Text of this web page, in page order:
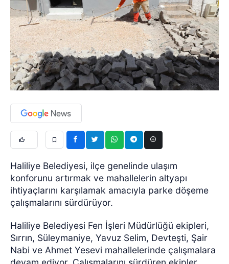
Haliliye Belediyesi, ilçe genelinde ulaşım
konforunu artırmak ve mahallelerin altyapı
ihtiyaçlarını karşılamak amacıyla parke döşeme
çalışmalarını sürdürüyor.
Haliliye Belediyesi Fen İşleri Müdürlüğü ekipleri,
Sırrın, Süleymaniye, Yavuz Selim, Devteşti, Şair
Nabi ve Ahmet Yesevi mahallelerinde çalışmalara